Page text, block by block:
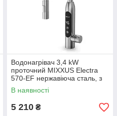
Водонагрівач 3,4 kW
проточний MIXXUS Electra
570-EF нержавіюча сталь, з
індик. темп., рефлекторний
вилив, на мийку (вилив
В наявності
5 210 ₴